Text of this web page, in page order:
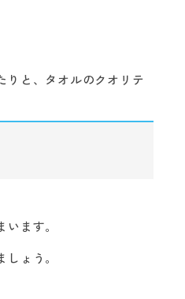
りと、タオルのクオリテ
ます。
ょう。